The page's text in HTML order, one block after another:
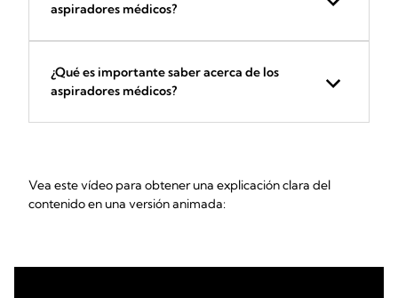
aspiradores médicos?
¿Qué es importante saber acerca de los
aspiradores médicos?
Vea este vídeo para obtener una explicación clara del
contenido en una versión animada: